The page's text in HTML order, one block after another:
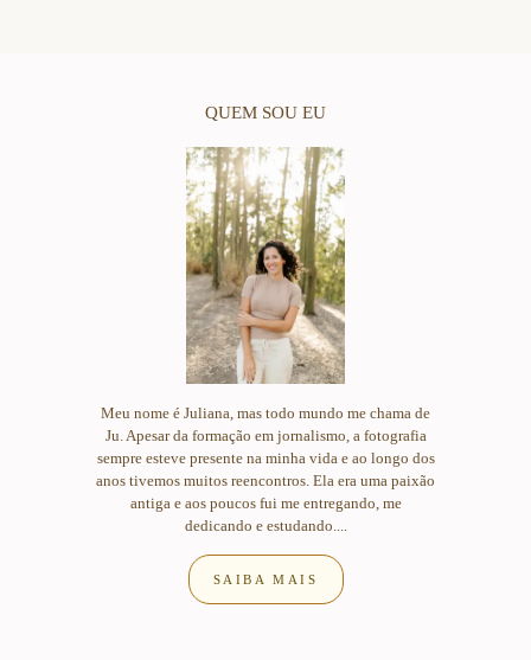
QUEM SOU EU
Meu nome é Juliana, mas todo mundo me chama de
Ju. Apesar da formação em jornalismo, a fotografia
sempre esteve presente na minha vida e ao longo dos
anos tivemos muitos reencontros. Ela era uma paixão
antiga e aos poucos fui me entregando, me
dedicando e estudando....
SAIBA MAIS